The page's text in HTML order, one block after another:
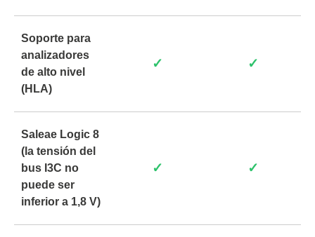
Soporte para
analizadores
de alto nivel
(HLA)
✓ ✓
Saleae Logic 8
(la tensión del
bus I3C no
puede ser
inferior a 1,8 V)
✓ ✓